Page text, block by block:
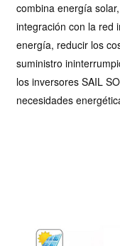
combina energía
integración con la red
energía, reducir los
suministro
los inversores SAIL
necesidades